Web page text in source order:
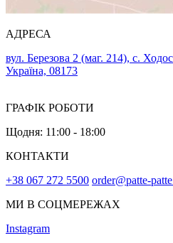
АДРЕСА
вул. Березова 2 (маг. 214), с.
Україна, 08173
ГРАФІК РОБОТИ
Щодня: 11:00 - 18:00
КОНТАКТИ
+38 067 272 5500 order@patte-
МИ В СОЦМЕРЕЖАХ
Instagram